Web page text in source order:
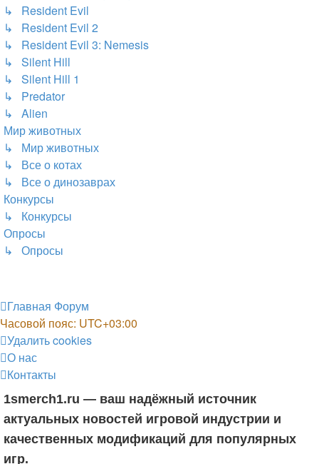
↳ Resident Evil
↳ Resident Evil 2
↳ Resident Evil 3: Nemesis
↳ Silent Hill
↳ Silent Hill 1
↳ Predator
↳ Alien
Мир животных
↳ Мир животных
↳ Все о котах
↳ Все о динозаврах
Конкурсы
↳ Конкурсы
Опросы
↳ Опросы
Главная Форум
Часовой пояс: UTC+03:00
Удалить cookies
О нас
Контакты
1smerch1.ru — ваш надёжный источник
актуальных новостей игровой индустрии и
качественных модификаций для популярных
игр.